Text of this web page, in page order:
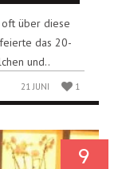
oft über diese
das 20-
und..
21 JUNI 1
9